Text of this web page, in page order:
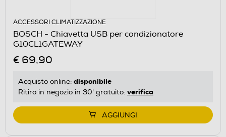
ACCESSORI CLIMATIZZAZIONE
BOSCH - Chiavetta USB per condizionatore
G10CL1GATEWAY
€ 69,90
Acquisto online: disponibile
Ritiro in negozio in 30' gratuito: verifica
AGGIUNGI